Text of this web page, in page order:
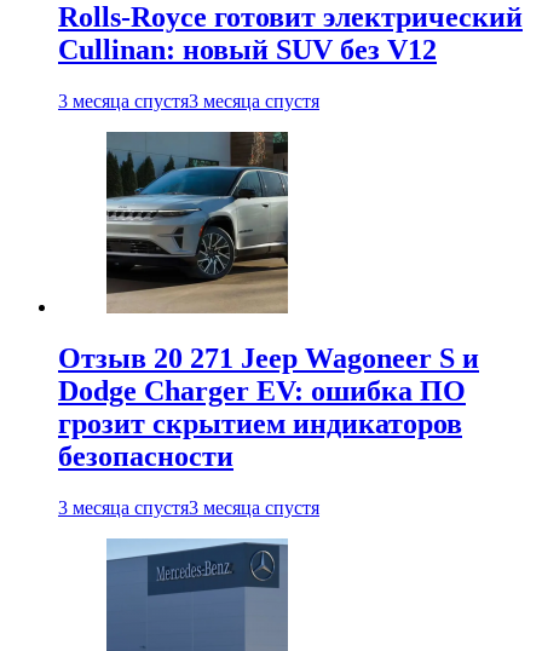
Rolls-Royce готовит электрический
Cullinan: новый SUV без V12
3 месяца спустя3 месяца спустя
Отзыв 20 271 Jeep Wagoneer S и
Dodge Charger EV: ошибка ПО
грозит скрытием индикаторов
безопасности
3 месяца спустя3 месяца спустя